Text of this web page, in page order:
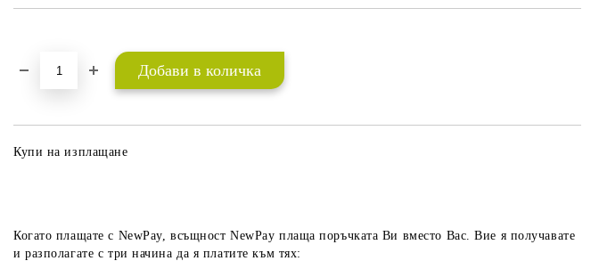
Купи на изплащане
Когато плащате с NewPay, всъщност NewPay плаща поръчката Ви вместо Вас. Вие я получавате
и разполагате с три начина да я платите към тях: